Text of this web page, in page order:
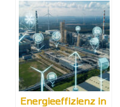
Energieeffizienz in